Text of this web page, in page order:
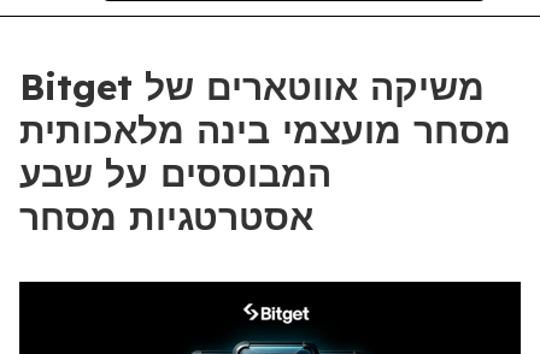
Bitget משיקה אווטארים של
מסחר מועצמי בינה מלאכותית
המבוססים על שבע
אסטרטגיות מסחר